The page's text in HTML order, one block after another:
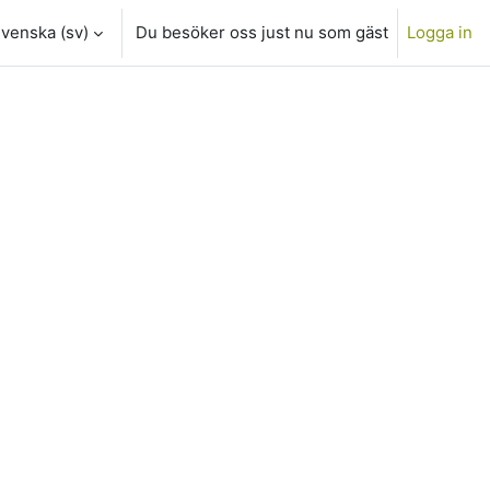
‎(sv)‎ Du besöker oss just nu som gäst Logga in